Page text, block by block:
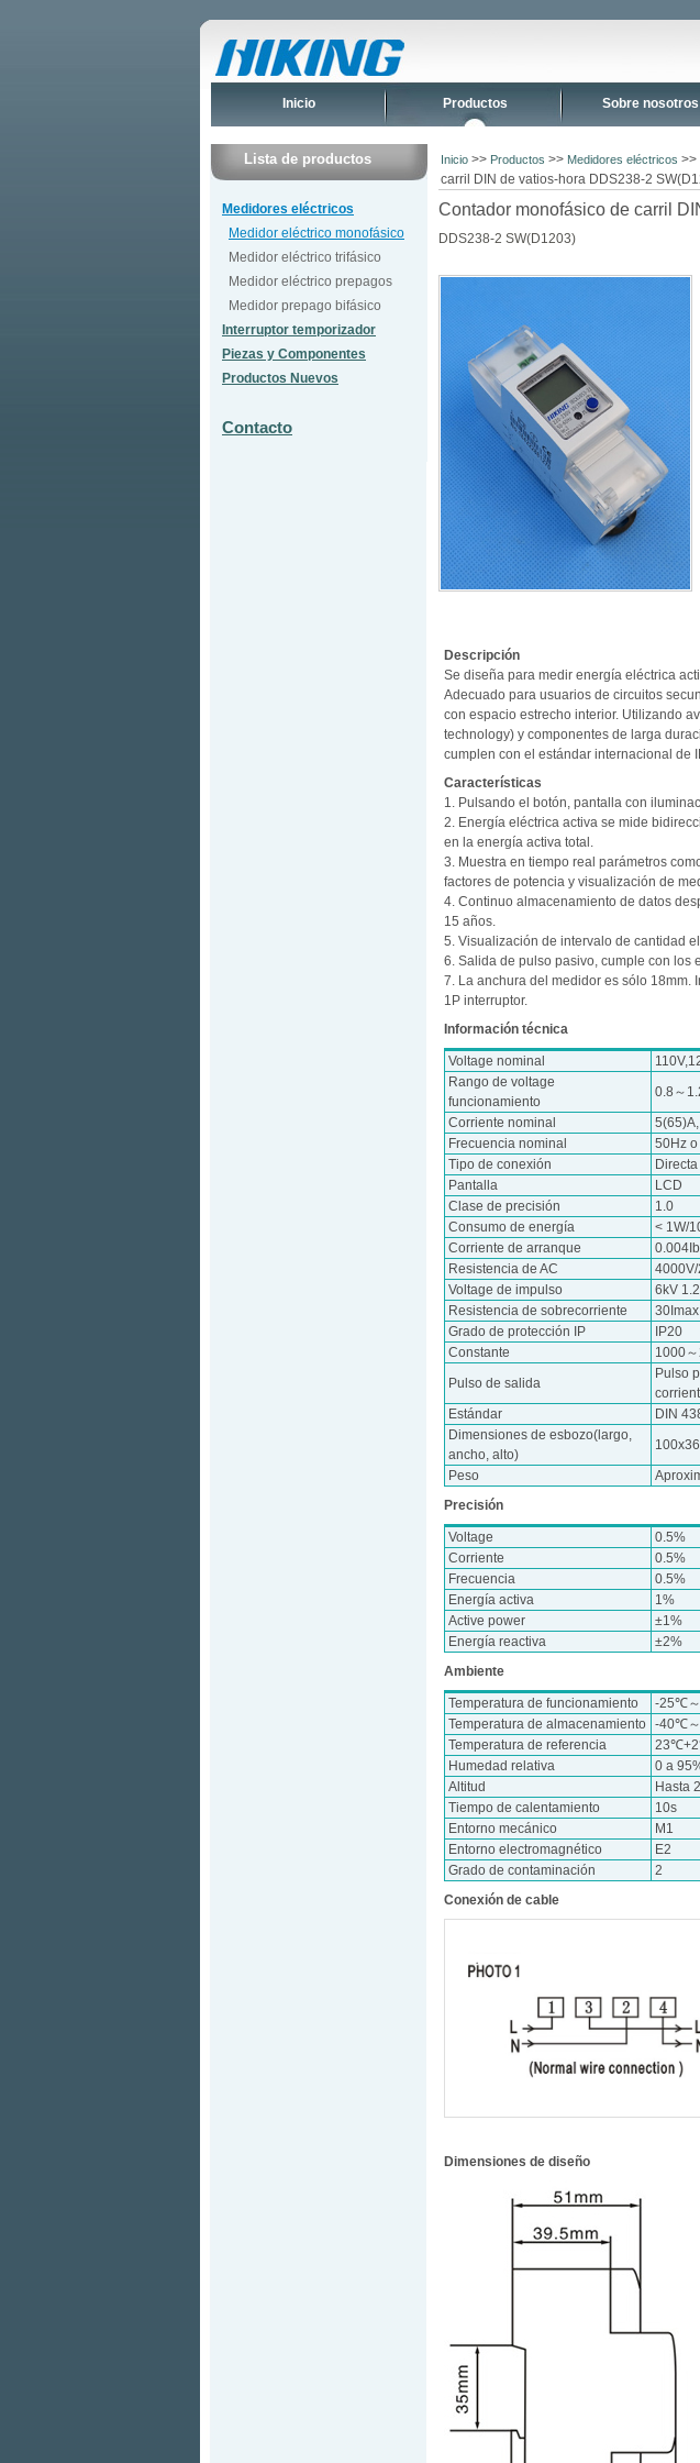
Inicio Productos Sobre nosotros
Lista de productos
Medidores eléctricos
Medidor eléctrico monofásico
Medidor eléctrico trifásico
Medidor eléctrico prepagos
Medidor prepago bifásico
Interruptor temporizador
Piezas y Componentes
Productos Nuevos
Contacto
Inicio >> Productos >> Medidores eléctricos >>
carril DIN de vatios-hora DDS238-2
Contador monofásico de carril
DDS238-2 SW(D1203)
Descripción
Se diseña para medir energía eléctrica
Adecuado para usuarios de circuitos
con espacio estrecho interior. Utilizando
technology) y componentes de larga
cumplen con el estándar internacional de
Características
1. Pulsando el botón, pantalla con
2. Energía eléctrica activa se mide
en la energía activa total.
3. Muestra en tiempo real parámetros
factores de potencia y visualización de
4. Continuo almacenamiento de datos
15 años.
5. Visualización de intervalo de cantidad
6. Salida de pulso pasivo, cumple con los
7. La anchura del medidor es sólo 18mm.
1P interruptor.
Información técnica
Voltage nominal
Rango de voltage
funcionamiento
0.8～
Corriente nominal
Frecuencia nominal
50Hz
Tipo de conexión
Directa
Pantalla
LCD
Clase de precisión
1.0
Consumo de energía
< 1W/
Corriente de arranque
0.004Ib
Resistencia de AC
Voltage de impulso
6kV
Resistencia de sobrecorriente
Grado de protección IP
IP20
Constante
1000
Pulso de salida
Pulso
Estándar
DIN
Dimensiones de esbozo(largo,
ancho, alto)
Peso
Precisión
Voltage
0.5%
Corriente
0.5%
Frecuencia
0.5%
Energía activa
1%
Active power
±1%
Energía reactiva
±2%
Ambiente
Temperatura de funcionamiento
-25℃
Temperatura de almacenamiento
-40℃
Temperatura de referencia
Humedad relativa
0 a
Altitud
Hasta
Tiempo de calentamiento
10s
Entorno mecánico
M1
Entorno electromagnético
E2
Grado de contaminación
2
Conexión de cable
Dimensiones de diseño